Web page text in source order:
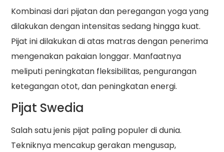
Kombinasi dari pijatan dan peregangan yoga yang
dilakukan dengan intensitas sedang hingga kuat.
Pijat ini dilakukan di atas matras dengan penerima
mengenakan pakaian longgar. Manfaatnya
meliputi peningkatan fleksibilitas, pengurangan
ketegangan otot, dan peningkatan energi.
Pijat Swedia
Salah satu jenis pijat paling populer di dunia.
Tekniknya mencakup gerakan mengusap,